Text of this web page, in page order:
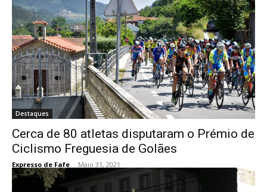
Destaques
Cerca de 80 atletas disputaram o Prémio de
Ciclismo Freguesia de Golães
Expresso de Fafe - Maio 31, 2021